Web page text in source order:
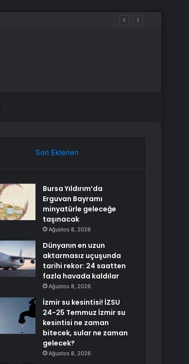
Son Eklenen
Bursa Yıldırım’da
Erguvan Bayramı
minyatürle geleceğe
taşınacak
Ağustos 8, 2026
Dünyanın en uzun
aktarmasız uçuşunda
tarihi rekor: 24 saatten
fazla havada kaldılar
Ağustos 8, 2026
İzmir su kesintisi! İZSU
24-25 Temmuz İzmir su
kesintisi ne zaman
bitecek, sular ne zaman
gelecek?
Ağustos 8, 2026